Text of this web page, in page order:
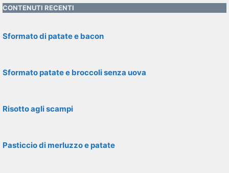
CONTENUTI RECENTI
Sformato di patate e bacon
Sformato patate e broccoli senza uova
Risotto agli scampi
Pasticcio di merluzzo e patate